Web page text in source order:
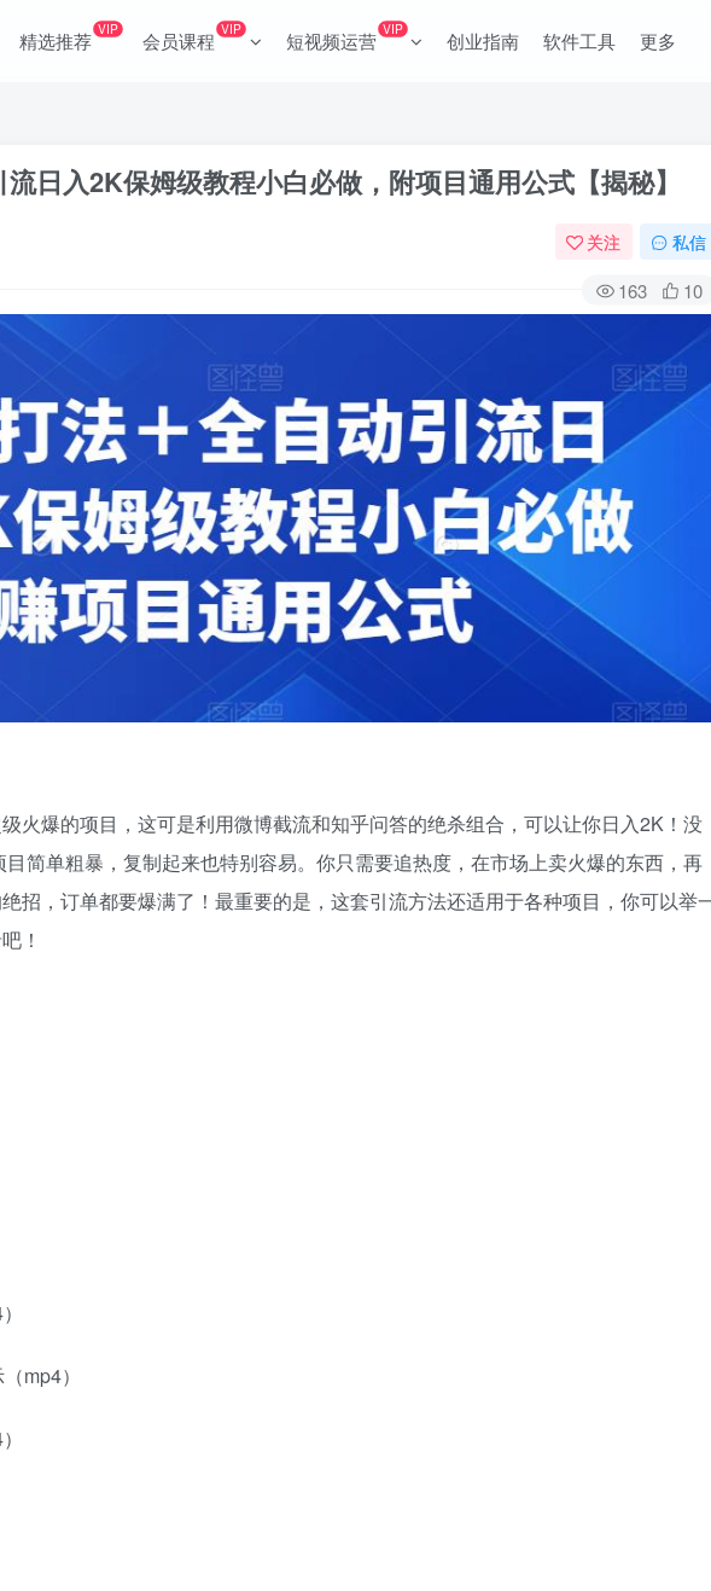
精选推荐VIP 会员课程VIP 短视频运营VIP 创业指南 软件工具 更多
日入2K保姆级教程小白必做，附项目通用公式【揭秘】
关注 私信
163 10
火爆的项目，这可是利用微博截流和知乎问答的绝杀组合，可以让你日入2K！没
简单粗暴，复制起来也特别容易。你只需要追热度，在市场上卖火爆的东西，再
招，订单都要爆满了！最重要的是，这套引流方法还适用于各种项目，你可以举
！
mp4）